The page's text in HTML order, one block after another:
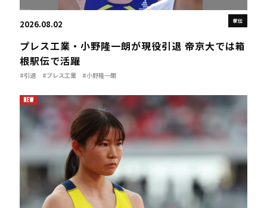
駅伝
2026.08.02
プレス工業・小野隆一朗が現役引退 帝京大では箱
根駅伝で活躍
#引退 #プレス工業 #小野隆一朗